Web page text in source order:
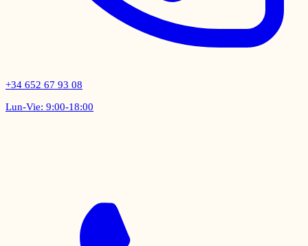
+34 652 67 93 08
Lun-Vie: 9:00-18:00